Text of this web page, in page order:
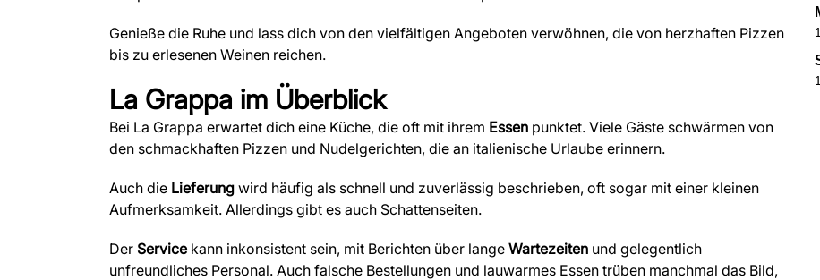
Genieße die Ruhe und lass dich von den vielfältigen Angeboten verwöhnen, die von herzhaften Pizzen
bis zu erlesenen Weinen reichen.
La Grappa im Überblick
Bei La Grappa erwartet dich eine Küche, die oft mit ihrem Essen punktet. Viele Gäste schwärmen von
den schmackhaften Pizzen und Nudelgerichten, die an italienische Urlaube erinnern.
Auch die Lieferung wird häufig als schnell und zuverlässig beschrieben, oft sogar mit einer kleinen
Aufmerksamkeit. Allerdings gibt es auch Schattenseiten.
Der Servicekann inkonsistent sein, mit Berichten über lange Wartezeiten und gelegentlich
unfreundliches Personal. Auch falsche Bestellungen und lauwarmes Essen trüben manchmal das Bild,